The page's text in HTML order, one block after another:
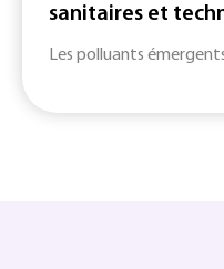
sanitaires et
Les polluants